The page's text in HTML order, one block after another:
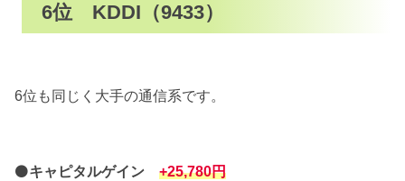
6位 KDDI（9433）
6位も同じく大手の通信系です。
⚫キャピタルゲイン +25,780円